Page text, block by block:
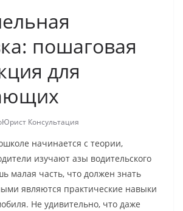
пошаговая
для
Консультация
начинается с теории,
изучают азы водительского
малая часть, что должен знать
являются практические навыки
Не удивительно, что даже